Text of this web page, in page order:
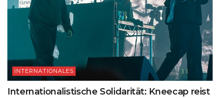
INTERNATIONALES
Internationalistische Solidarität: Kneecap reist